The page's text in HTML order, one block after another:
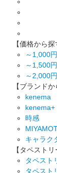
【価格から探
～1,000円
～1,500円
～2,000円
【ブランドか
kenema
kenema+
時感
キャラク
【タペスト
タペスト
タペスト